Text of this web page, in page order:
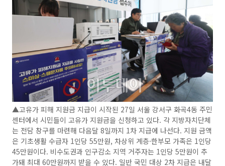
▲고유가 피해 지원금 지급이 시작된 27일 서울 강서구 화곡4동 주민
센터에서 시민들이 고유가 지원금을 신청하고 있다. 각 지방자치단체
는 전담 창구를 마련해 다음달 8일까지 1차 지급에 나선다. 지원 금액
은 기초생활 수급자 1인당 55만원, 차상위 계층·한부모 가족은 1인당
45만원이다. 비수도권과 인구감소 지역 거주자는 1인당 5만원이 추
가돼 최대 60만원까지 받을 수 있다. 일반 국민 대상 2차 지급은 내달